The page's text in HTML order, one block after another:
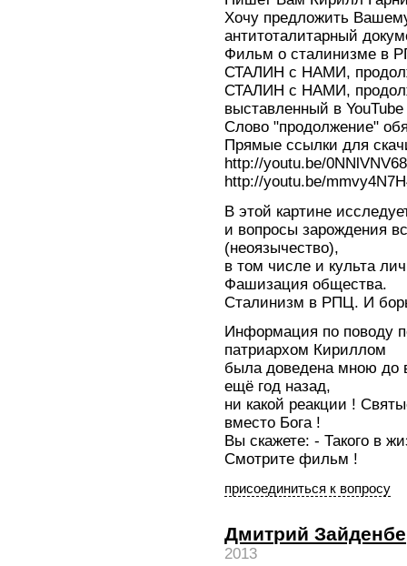
Хочу предложить
антитоталитарный
Фильм о сталинизме в
СТАЛИН с НАМИ,
СТАЛИН с НАМИ,
выставленный в YouTube
Слово "продолжение"
Прямые ссылки для
http://youtu.be/
http://youtu.be/
В этой картине
и вопросы зарождения
(неоязычество),
в том числе и культа
Фашизация общества.
Сталинизм в РПЦ. И
Информация по
патриархом Кириллом
была доведена мною до
ещё год назад,
ни какой реакции !
вместо Бога !
Вы скажете: - Такого в
Смотрите фильм !
присоединиться к вопросу
Дмитрий
2013